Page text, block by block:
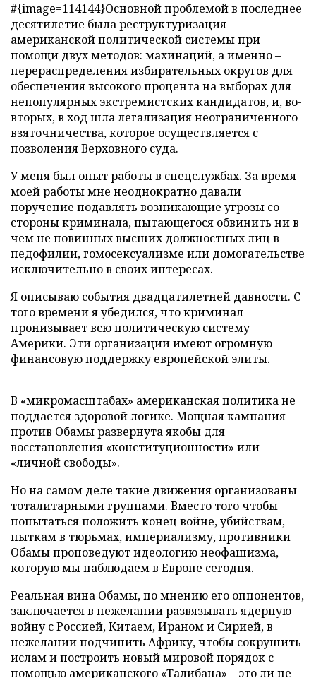
#{image=114144}Основной проблемой в последнее
десятилетие была реструктуризация
американской политической системы при
помощи двух методов: махинаций, а именно –
перераспределения избирательных округов для
обеспечения высокого процента на выборах для
непопулярных экстремистских кандидатов, и, во-
вторых, в ход шла легализация неограниченного
взяточничества, которое осуществляется с
позволения Верховного суда.
У меня был опыт работы в спецслужбах. За время
моей работы мне неоднократно давали
поручение подавлять возникающие угрозы со
стороны криминала, пытающегося обвинить ни в
чем не повинных высших должностных лиц в
педофилии, гомосексуализме или домогательстве
исключительно в своих интересах.
Я описываю события двадцатилетней давности. С
того времени я убедился, что криминал
пронизывает всю политическую систему
Америки. Эти организации имеют огромную
финансовую поддержку европейской элиты.
В «микромасштабах» американская политика не
поддается здоровой логике. Мощная кампания
против Обамы развернута якобы для
восстановления «конституционности» или
«личной свободы».
Но на самом деле такие движения организованы
тоталитарными группами. Вместо того чтобы
попытаться положить конец войне, убийствам,
пыткам в тюрьмах, империализму, противники
Обамы проповедуют идеологию неофашизма,
которую мы наблюдаем в Европе сегодня.
Реальная вина Обамы, по мнению его оппонентов,
заключается в нежелании развязывать ядерную
войну с Россией, Китаем, Ираном и Сирией, в
нежелании подчинить Африку, чтобы сокрушить
ислам и построить новый мировой порядок с
помощью американского «Талибана» – это ли не